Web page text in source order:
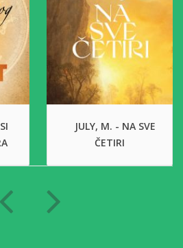
JULY, M. - NA SVE
ČETIRI